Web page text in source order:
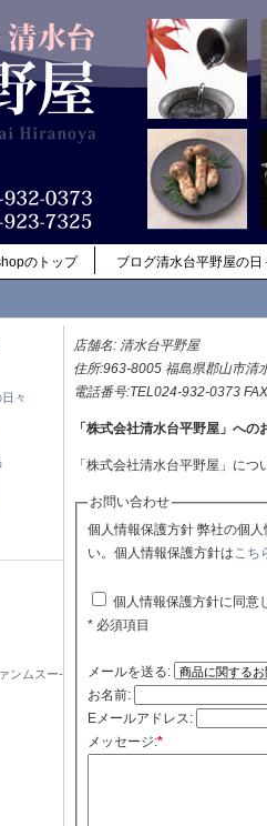
のトップ ブログ清水台平野屋の日
々
ンムスー-
店舗名: 清水台平野屋
住所:963-8005 福島県郡山市清
電話番号:TEL024-932-0373
「株式会社清水台平野屋」への
「株式会社清水台平野屋」に
お問い合わせ
個人情報保護方針 弊社の個人情報保護方針に同意される場合はチェックボックスをクリックしてくださ
い。個人情報保護方針はこち
個人情報保護方針に同意
* 必須項目
メールを送る:
お名前:
Eメールアドレス:
メッセージ:*